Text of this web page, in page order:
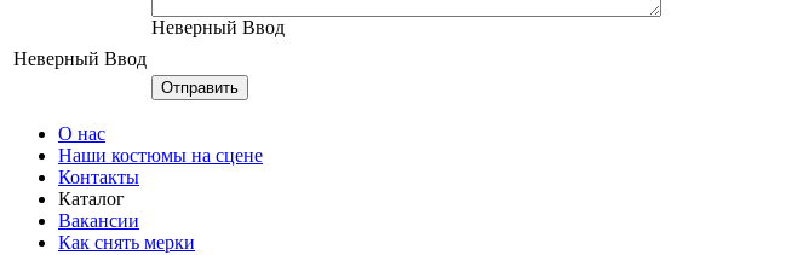
Неверный Ввод
Неверный Ввод
О нас
Наши костюмы на сцене
Контакты
Каталог
Вакансии
Как снять мерки